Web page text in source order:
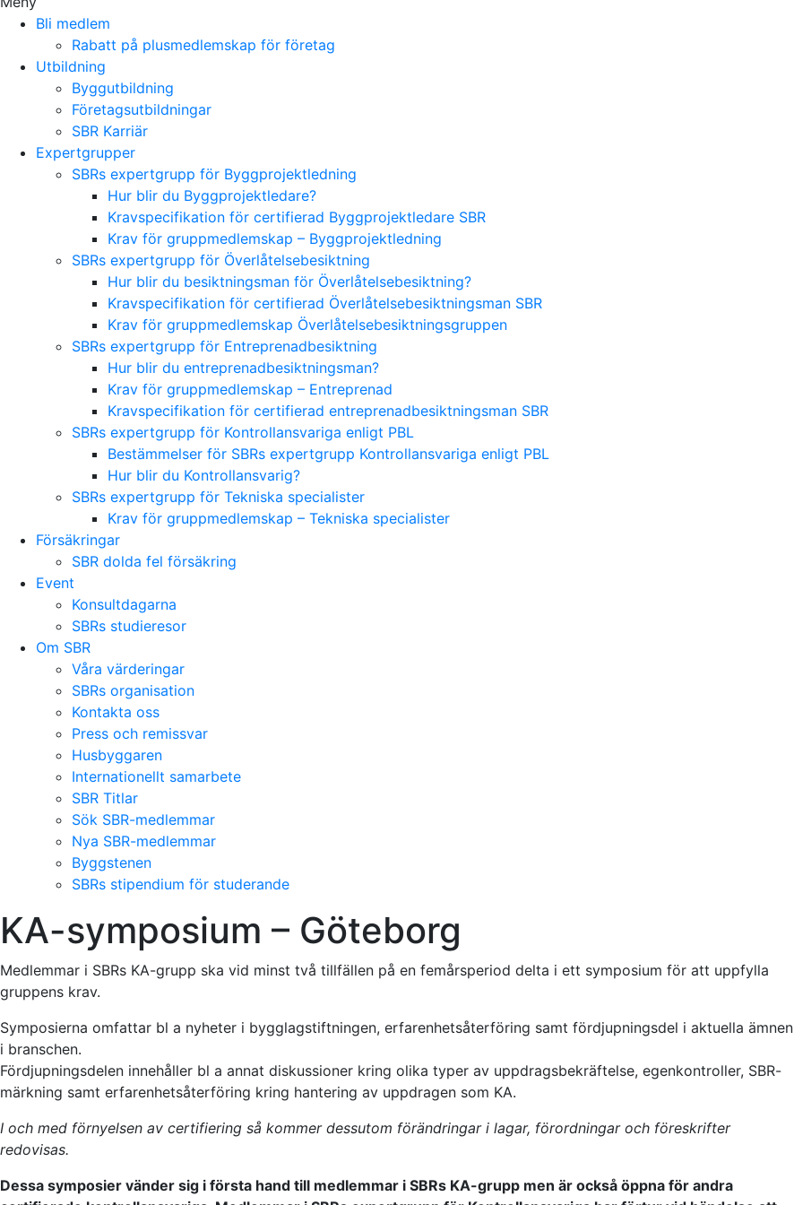
Bli medlem
Rabatt på plusmedlemskap för företag
Utbildning
Byggutbildning
Företagsutbildningar
SBR Karriär
Expertgrupper
SBRs expertgrupp för Byggprojektledning
Hur blir du Byggprojektledare?
Kravspecifikation för certifierad Byggprojektledare SBR
Krav för gruppmedlemskap – Byggprojektledning
SBRs expertgrupp för Överlåtelsebesiktning
Hur blir du besiktningsman för Överlåtelsebesiktning?
Kravspecifikation för certifierad Överlåtelsebesiktningsman SBR
Krav för gruppmedlemskap Överlåtelsebesiktningsgruppen
SBRs expertgrupp för Entreprenadbesiktning
Hur blir du entreprenadbesiktningsman?
Krav för gruppmedlemskap – Entreprenad
Kravspecifikation för certifierad entreprenadbesiktningsman SBR
SBRs expertgrupp för Kontrollansvariga enligt PBL
Bestämmelser för SBRs expertgrupp Kontrollansvariga enligt PBL
Hur blir du Kontrollansvarig?
SBRs expertgrupp för Tekniska specialister
Krav för gruppmedlemskap – Tekniska specialister
Försäkringar
SBR dolda fel försäkring
Event
Konsultdagarna
SBRs studieresor
Om SBR
Våra värderingar
SBRs organisation
Kontakta oss
Press och remissvar
Husbyggaren
Internationellt samarbete
SBR Titlar
Sök SBR-medlemmar
Nya SBR-medlemmar
Byggstenen
SBRs stipendium för studerande
KA-symposium – Göteborg
Medlemmar i SBRs KA-grupp ska vid minst två tillfällen på en femårsperiod delta i ett symposium för att uppfylla
gruppens krav.
Symposierna omfattar bl a nyheter i bygglagstiftningen, erfarenhetsåterföring samt fördjupningsdel i aktuella ämnen
i branschen.
Fördjupningsdelen innehåller bl a annat diskussioner kring olika typer av uppdragsbekräftelse, egenkontroller, SBR-
märkning samt erfarenhetsåterföring kring hantering av uppdragen som KA.
I och med förnyelsen av certifiering så kommer dessutom förändringar i lagar, förordningar och föreskrifter
redovisas.
Dessa symposier vänder sig i första hand till medlemmar i SBRs KA-grupp men är också öppna för andra